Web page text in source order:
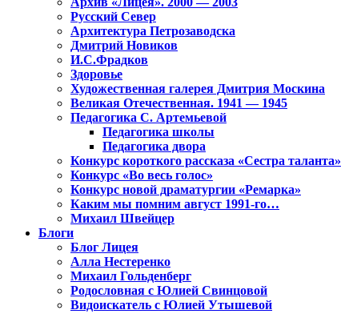
Русский Север
Архитектура Петрозаводска
Дмитрий Новиков
И.С.Фрадков
Здоровье
Художественная галерея Дмитрия Москина
Великая Отечественная. 1941 — 1945
Педагогика С. Артемьевой
Педагогика школы
Педагогика двора
Конкурс короткого рассказа «Сестра таланта»
Конкурс «Во весь голос»
Конкурс новой драматургии «Ремарка»
Каким мы помним август 1991-го…
Михаил Швейцер
Блоги
Блог Лицея
Алла Нестеренко
Михаил Гольденберг
Родословная с Юлией Свинцовой
Видоискатель с Юлией Утышевой